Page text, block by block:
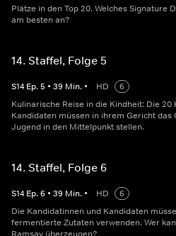
Plätze in den Top 20. Welches Signature
am besten an?
14. Staffel, Folge 5
S14 Ep.5 • 39 Min. • HD
6
Kulinarische Reise in die Kindheit: Die 20
Kandidaten müssen in ihrem Gericht
Jugend in den Mittelpunkt stellen.
14. Staffel, Folge 6
S14 Ep.6 • 39 Min. • HD
6
Die Kandidatinnen und Kandidaten
fermentierte Zutaten verwenden. Wer